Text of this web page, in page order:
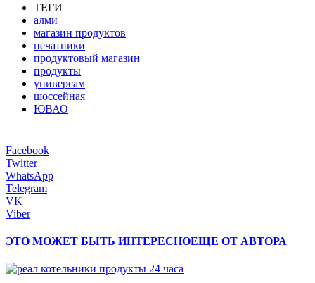
ТЕГИ
алми
магазин продуктов
печатники
продуктовый магазин
продукты
универсам
шоссейная
ЮВАО
Facebook
Twitter
WhatsApp
Telegram
VK
Viber
ЭТО МОЖЕТ БЫТЬ ИНТЕРЕСНОЕЩЕ ОТ АВТОРА